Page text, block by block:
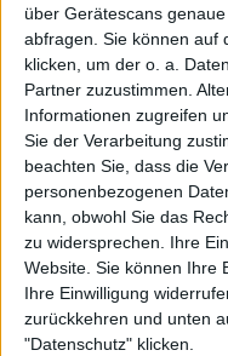
über Gerätescans
abfragen. Sie können auf
klicken, um der o. a.
Partner zuzustimmen.
Informationen zugreifen
Sie der Verarbeitung
beachten Sie, dass die
personenbezogenen
kann, obwohl Sie das
zu widersprechen. Ihre
Website. Sie können Ihre
Ihre Einwilligung
zurückkehren und unten
"Datenschutz" klicken.